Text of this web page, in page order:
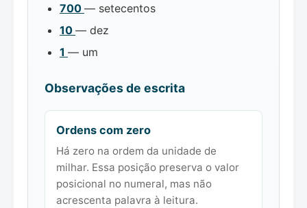
700 — setecentos
10 — dez
1 — um
Observações de escrita
Ordens com zero
Há zero na ordem da unidade de
milhar. Essa posição preserva o valor
posicional no numeral, mas não
acrescenta palavra à leitura.